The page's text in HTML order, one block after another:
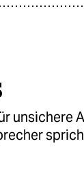
unsichere